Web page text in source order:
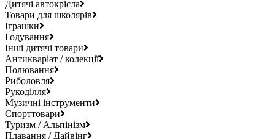
Дитячі автокрісла
Товари для школярів
Іграшки
Годування
Інші дитячі товари
Антикваріат / колекції
Полювання
Риболовля
Рукоділля
Музичні інструменти
Спорттовари
Туризм / Альпінізм
Плавання / Дайвінг